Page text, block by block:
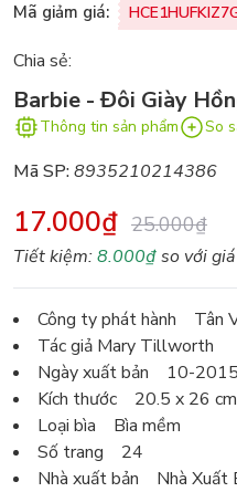
Mã giảm giá:
Chia sẻ:
Barbie - Đôi Giày
Thông tin sản phẩm So
Mã SP:8935210214386
17.000₫ 25.000₫
Tiết kiệm:8.000₫so với
Công ty phát hành Tân
Tác giả Mary Tillworth
Ngày xuất bản 10-2015
Kích thước 20.5 x 26 cm
Loại bìa Bìa mềm
Số trang 24
Nhà xuất bản Nhà Xuất